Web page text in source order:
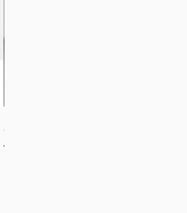
CB-1120-W